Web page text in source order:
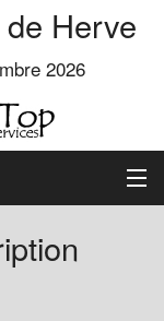
Herve
2026